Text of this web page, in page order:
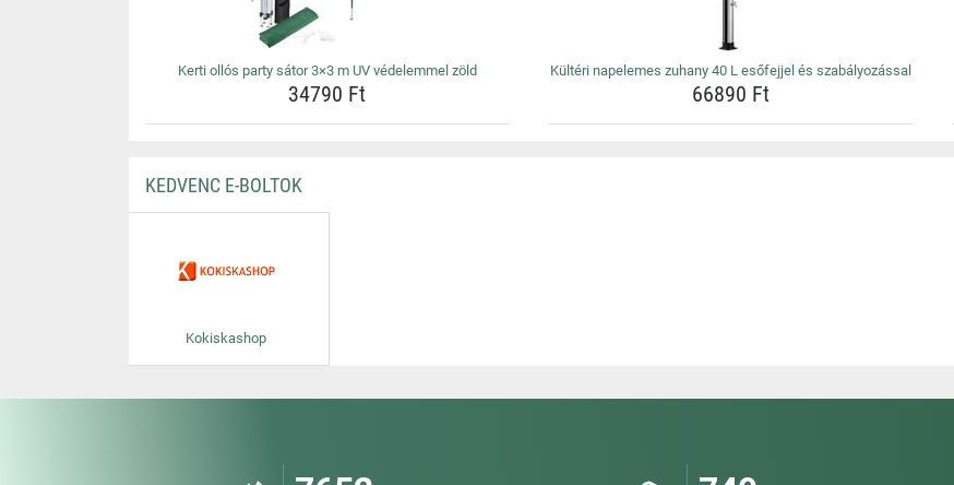
Kerti ollós party sátor 3×3 m UV védelemmel zöld
34790 Ft
Kültéri napelemes zuhany 40 L esőfejjel és szabályozással
66890 Ft
KEDVENC E-BOLTOK
Kokiskashop